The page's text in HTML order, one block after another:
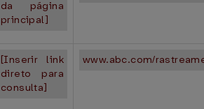
da página
principal]
[Inserir link
direto para
consulta]
www.abc.com/